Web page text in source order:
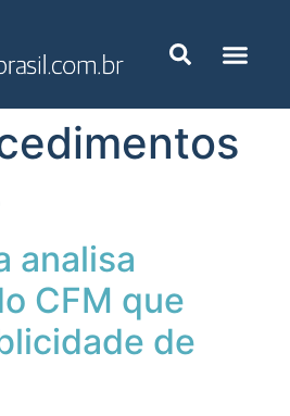
analisa
CFM que
de